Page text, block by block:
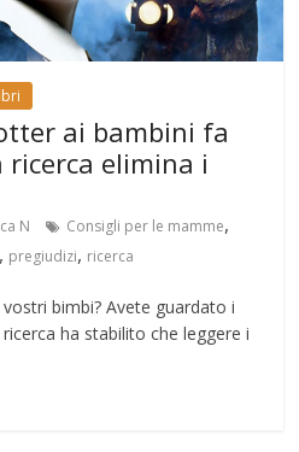
ai bambini fa
ricerca elimina i
N Consigli per le mamme,
, pregiudizi, ricerca
bimbi? Avete guardato i
ha stabilito che leggere i